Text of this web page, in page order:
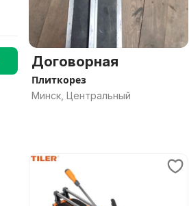
Договорная
Плиткорез
Минск, Центральный